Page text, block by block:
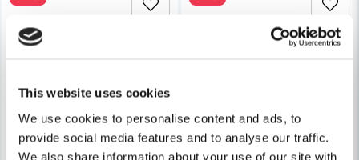
This website uses cookies
We use cookies to personalise content and ads, to
provide social media features and to analyse our traffic.
We also share information about your use of our site with